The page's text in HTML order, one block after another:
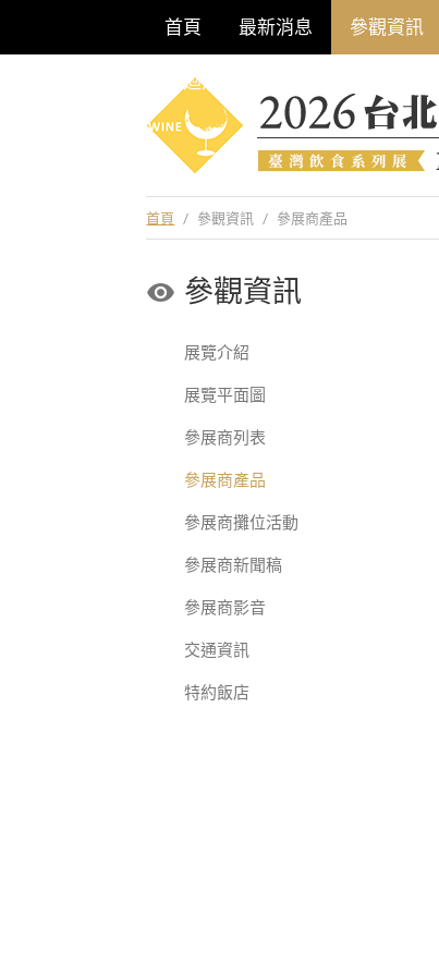
首頁 最新消息 參觀資訊
巡迴酒展系列
首頁 / 參觀資訊 / 參展商產品
參觀資訊
展覽介紹
展覽平面圖
參展商列表
參展商產品
參展商攤位活動
參展商新聞稿
參展商影音
交通資訊
特約飯店